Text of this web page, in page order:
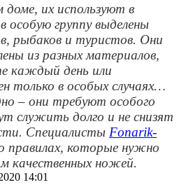
их используют в
особую группу выделены
рыбаков и туристов. Они
из разных материалов,
каждый день или
только в особых случаях…
– они требуют особого
служить долго и не снизят
Специалисты Fonarik-
правилах, которые нужно
качественных ножей.
14:01